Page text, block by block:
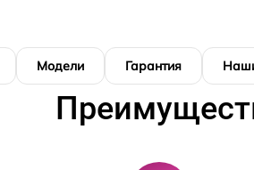
Модели Гарантия